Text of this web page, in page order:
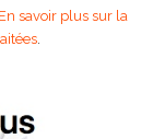
En savoir plus sur la